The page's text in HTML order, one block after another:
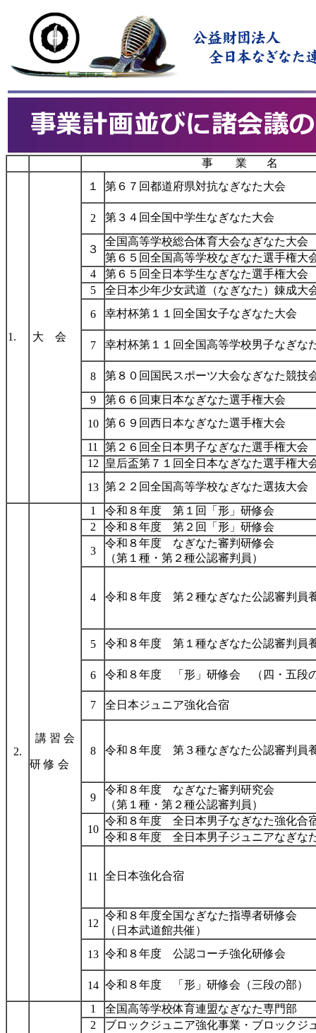
事 業 名
1. 大 会
１ 第６７回都道府県対抗なぎなた大会
2 第３４回全国中学生なぎなた大会
３
全国高等学校総合体育大会なぎなた大
第６５回全国高等学校なぎなた選手権大
4
第６５回全日本学生なぎなた選手権大会
5
全日本少年少女武道（なぎなた）錬成大
6
幸村杯第１１回全国女子なぎなた大会
7 幸村杯第１１回全国高等学校男子なぎな
8
第８０回国民スポーツ大会なぎなた競技
9
第６６回東日本なぎなた選手権大会
10 第６９回西日本なぎなた選手権大会
11
第２６回全日本男子なぎなた選手権大会
12
皇后盃第７１回全日本なぎなた選手権大
13 第２２回全国高等学校なぎなた選抜大会
2.
講 習 会
研 修 会
1
令和８年度 第１回「形」研修会
2
令和８年度 第２回「形」研修会
3
令和８年度 なぎなた審判研修会
（第１種・第２種公認審判員）
4 令和８年度 第２種なぎなた公認審判員
5 令和８年度 第１種なぎなた公認審判員
6 令和８年度 「形」研修会 （四・五段
7 全日本ジュニア強化合宿
8 令和８年度 第３種なぎなた公認審判
9
令和８年度 なぎなた審判研究会
（第１種・第２種公認審判員）
10
令和８年度 全日本男子なぎなた強化合
令和８年度 全日本男子ジュニアなぎな
11 全日本強化合宿
12
令和８年度全国なぎなた指導者研修会
（日本武道館共催）
13 令和８年度 公認コーチ強化研修会
14 令和８年度 「形」研修会（三段の部）
1
全国高等学校体育連盟なぎなた専門部
2
ブロックジュニア強化事業・ブロックジ